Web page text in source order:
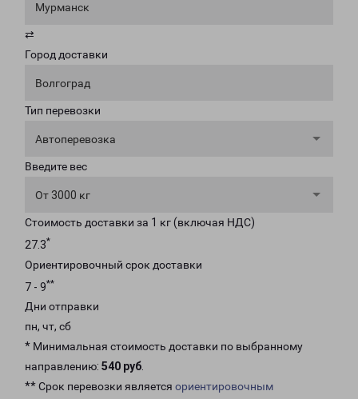
Мурманск
⇄
Город доставки
Волгоград
Тип перевозки
Автоперевозка
Введите вес
От 3000 кг
Стоимость доставки за 1 кг (включая НДС)
27.3*
Ориентировочный срок доставки
7 - 9**
Дни отправки
пн, чт, сб
* Минимальная стоимость доставки по выбранному
направлению: 540 руб.
** Срок перевозки является ориентировочным